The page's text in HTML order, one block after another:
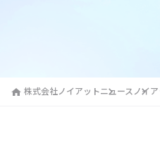
株式会社ノイアットニュースノイ